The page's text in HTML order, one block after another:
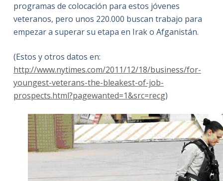
programas de colocación para estos jóvenes
veteranos, pero unos 220.000 buscan trabajo para
empezar a superar su etapa en Irak o Afganistán.
(Estos y otros datos en:
http://www.nytimes.com/2011/12/18/business/for-
youngest-veterans-the-bleakest-of-job-
prospects.html?pagewanted=1&src=recg)